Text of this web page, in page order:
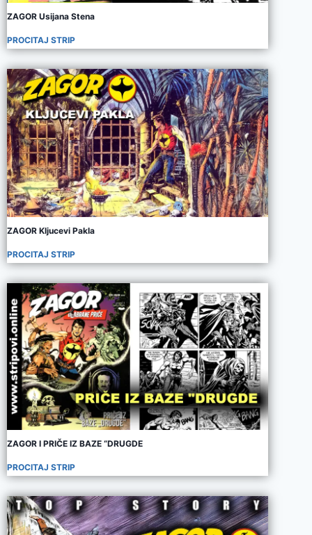
ZAGOR Usijana Stena
PROCITAJ STRIP
ZAGOR Kljucevi Pakla
PROCITAJ STRIP
ZAGOR I PRIČE IZ BAZE “DRUGDE
PROCITAJ STRIP